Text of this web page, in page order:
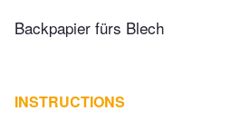
Backpapier fürs Blech
INSTRUCTIONS